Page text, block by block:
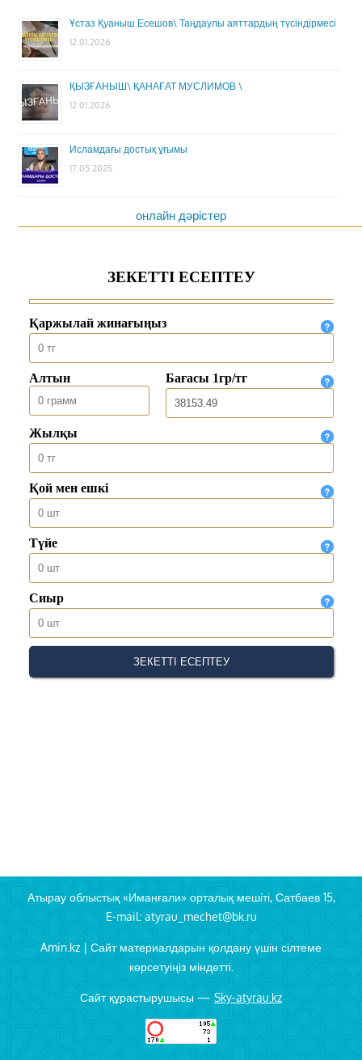
Ұстаз Қуаныш Есешов\ Таңдаулы аяттардың түсіндірмесі
12.01.2026
ҚЫЗҒАНЫШ\ ҚАНАҒАТ МУСЛИМОВ \
12.01.2026
Исламдағы достық ұғымы
17.05.2025
онлайн дәрістер
Атырау облыстық «Иманғали» орталық мешіті, Сатбаев 15,
E-mail: atyrau_mechet@bk.ru
Amin.kz | Сайт материалдарын қолдану үшін сілтеме
көрсетуіңіз міндетті.
Сайт құрастырушысы — Sky-atyrau.kz